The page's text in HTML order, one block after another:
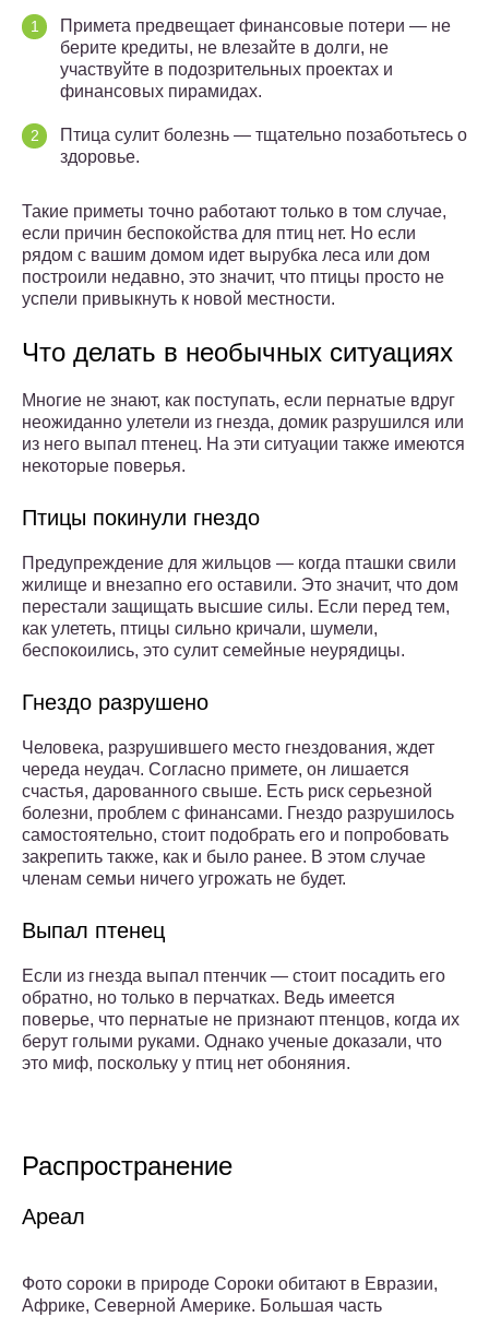
Примета предвещает финансовые потери — не
берите кредиты, не влезайте в долги, не
участвуйте в подозрительных проектах и
финансовых пирамидах.
Птица сулит болезнь — тщательно позаботьтесь о
здоровье.
Такие приметы точно работают только в том случае,
если причин беспокойства для птиц нет. Но если
рядом с вашим домом идет вырубка леса или дом
построили недавно, это значит, что птицы просто не
успели привыкнуть к новой местности.
Что делать в необычных ситуациях
Многие не знают, как поступать, если пернатые вдруг
неожиданно улетели из гнезда, домик разрушился или
из него выпал птенец. На эти ситуации также имеются
некоторые поверья.
Птицы покинули гнездо
Предупреждение для жильцов — когда пташки свили
жилище и внезапно его оставили. Это значит, что дом
перестали защищать высшие силы. Если перед тем,
как улететь, птицы сильно кричали, шумели,
беспокоились, это сулит семейные неурядицы.
Гнездо разрушено
Человека, разрушившего место гнездования, ждет
череда неудач. Согласно примете, он лишается
счастья, дарованного свыше. Есть риск серьезной
болезни, проблем с финансами. Гнездо разрушилось
самостоятельно, стоит подобрать его и попробовать
закрепить также, как и было ранее. В этом случае
членам семьи ничего угрожать не будет.
Выпал птенец
Если из гнезда выпал птенчик — стоит посадить его
обратно, но только в перчатках. Ведь имеется
поверье, что пернатые не признают птенцов, когда их
берут голыми руками. Однако ученые доказали, что
это миф, поскольку у птиц нет обоняния.
Распространение
Ареал
Фото сороки в природе Сороки обитают в Евразии,
Африке, Северной Америке. Большая часть